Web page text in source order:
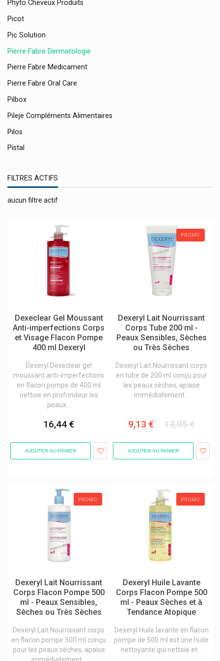
Phyto Cheveux Produits
Picot
Pic Solution
Pierre Fabre Dermatologie
Pierre Fabre Medicament
Pierre Fabre Oral Care
Pilbox
Pileje Compléments Alimentaires
Pilos
Pistal
Polidis
Pontos
Pranarom Aromathérapie
Procare Health
Protefix
Protina Pharm
Puratopix
Pure Encapsulations Compléments
Puressentiel Produits Aromathérapique
Purol Produits Cosmétiques
Qualiphar
Queen Charlotte Vivibene Lux
René Furterer Produits
Retterspitz
Revogan Produits
Rhinovita Gouttes Et Pommade Nasales
Ricqles
FILTRES ACTIFS
aucun filtre actif
Dexeclear Gel Moussant
Anti-imperfections Corps
et Visage Flacon Pompe
400 ml Dexeryl
Dexeryl Dexeclear gel
moussant anti-imperfections
en flacon pompe de 400 ml
nettoie en profondeur les
peaux...
16,44 €
AJOUTER AU PANIER
PROMO
Dexeryl Lait Nourrissant
Corps Tube 200 ml -
Peaux Sensibles, Sèches
ou Très Sèches
Dexeryl Lait Nourrissant corps
en tube de 200 ml conçu pour
les peaux sèches, apaise
immédiatement...
9,13 € 13,05 €
AJOUTER AU PANIER
PROMO
Dexeryl Lait Nourrissant
Corps Flacon Pompe 500
ml - Peaux Sensibles,
Sèches ou Très Sèches
Dexeryl Lait Nourrissant corps
en flacon pompe 500 ml conçu
pour les peaux sèches, apaise
immédiatement...
PROMO
Dexeryl Huile Lavante
Corps Flacon Pompe 500
ml - Peaux Sèches et à
Tendance Atopique
Dexeryl Huile lavante en flacon
pompe de 500 ml est une huile
nettoyante qui nettoie et...